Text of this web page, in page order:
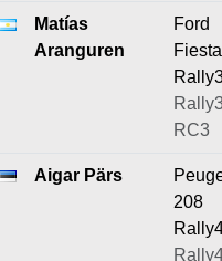
Matías
Aranguren
Ford
Fiesta
RC3
Aigar Pärs
208